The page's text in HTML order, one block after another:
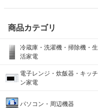
商品カテゴリ
冷蔵庫・洗濯機・掃除機・生
活家電
電子レンジ・炊飯器・キッチ
ン家電
パソコン・周辺機器